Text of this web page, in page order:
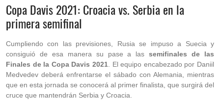
Copa Davis 2021: Croacia vs. Serbia en la
primera semifinal
Cumpliendo con las previsiones, Rusia se impuso a Suecia y
consiguió de esa manera su pase a lassemifinales de las
Finales de la Copa Davis 2021 . El equipo encabezado por Daniil
Medvedev deberá enfrentarse el sábado con Alemania, mientras
que en esta jornada se conocerá al primer finalista, que surgirá del
cruce que mantendrán Serbia y Croacia.